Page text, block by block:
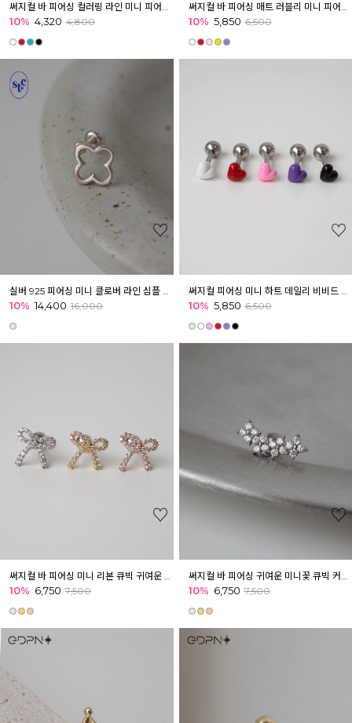
10% 4,320 4,800 10% 5,850 6,500
실버 925 피어싱 미니 클로버 라인 심플 데일리 피어싱 귓볼 아웃컨츠 귓바퀴
10% 14,400 16,000
써지컬 피어싱 미니 하트 데일리 비비드 버블 포인트 피어싱 귓볼 아웃컨츠 귓바퀴
10% 5,850 6,500
10% 6,750 7,500 10% 6,750 7,500